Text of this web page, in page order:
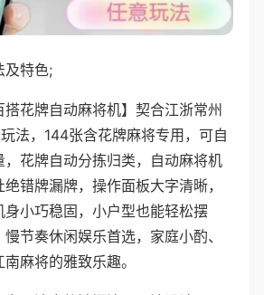
及特色;
搭花牌自动麻将机】契合江浙常州
法，144张含花牌麻将专用，可自
，花牌自动分拣归类，自动麻将机
错牌漏牌，操作面板大字清晰，
身小巧稳固，小户型也能轻松摆
节奏休闲娱乐首选，家庭小酌、
麻将的雅致乐趣。